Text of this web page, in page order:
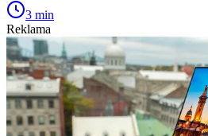
3 min
Reklama